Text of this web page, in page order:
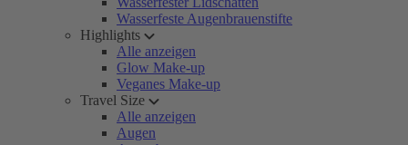
Wasserfeste Augenbrauenstifte
Highlights
Alle anzeigen
Glow Make-up
Veganes Make-up
Travel Size
Alle anzeigen
Augen